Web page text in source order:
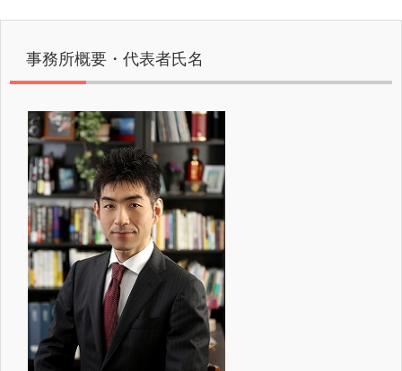
事務所概要・代表者氏名